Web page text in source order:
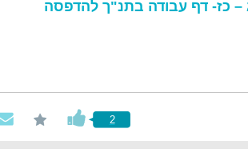
כז- דף עבודה בתנ"ך להדפסה
2